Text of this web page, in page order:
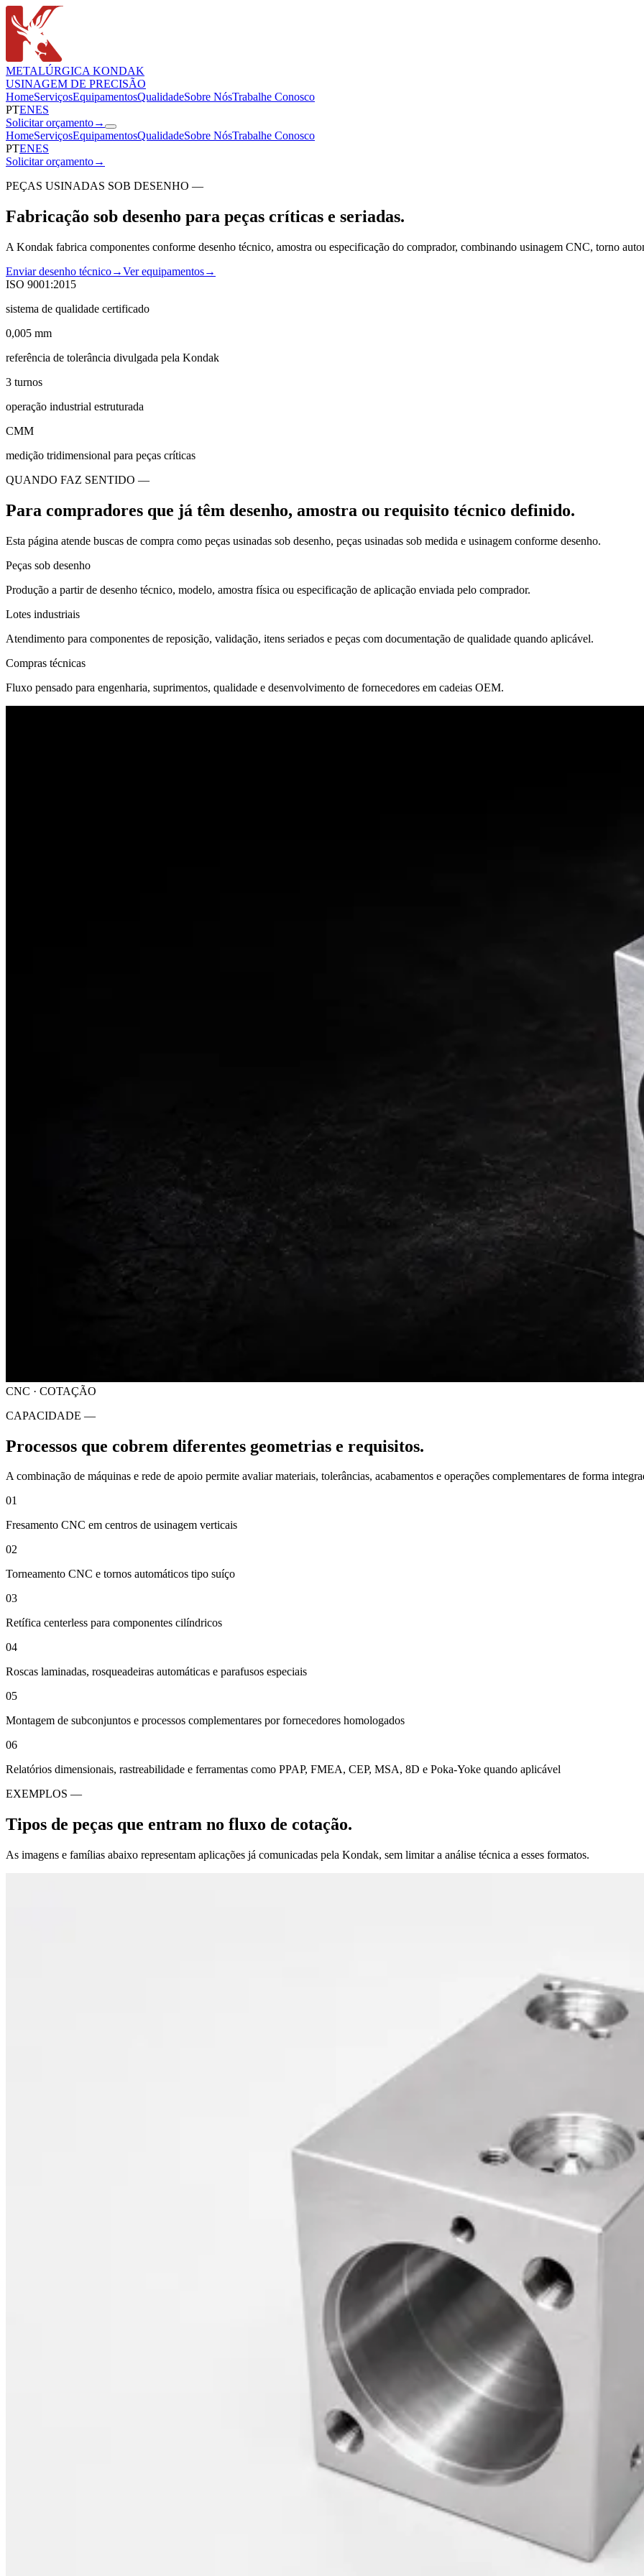
METALÚRGICA KONDAK
USINAGEM DE PRECISÃO
HomeServiçosEquipamentosQualidadeSobre NósTrabalhe Conosco
PTENES
Solicitar orçamento→
HomeServiçosEquipamentosQualidadeSobre NósTrabalhe Conosco
PTENES
Solicitar orçamento→
PEÇAS USINADAS SOB DESENHO —
Fabricação sob desenho para peças críticas e seriadas.
A Kondak fabrica componentes conforme desenho técnico, amostra ou especificação do comprador, combinando usinagem CNC, torno
Enviar desenho técnico→Ver equipamentos→
ISO 9001:2015
sistema de qualidade certificado
0,005 mm
referência de tolerância divulgada pela Kondak
3 turnos
operação industrial estruturada
CMM
medição tridimensional para peças críticas
QUANDO FAZ SENTIDO —
Para compradores que já têm desenho, amostra ou requisito técnico definido.
Esta página atende buscas de compra como peças usinadas sob desenho, peças usinadas sob medida e usinagem conforme desenho.
Peças sob desenho
Produção a partir de desenho técnico, modelo, amostra física ou especificação de aplicação enviada pelo comprador.
Lotes industriais
Atendimento para componentes de reposição, validação, itens seriados e peças com documentação de qualidade quando aplicável.
Compras técnicas
Fluxo pensado para engenharia, suprimentos, qualidade e desenvolvimento de fornecedores em cadeias OEM.
CNC · COTAÇÃO
CAPACIDADE —
Processos que cobrem diferentes geometrias e requisitos.
A combinação de máquinas e rede de apoio permite avaliar materiais, tolerâncias, acabamentos e operações complementares de forma
01
Fresamento CNC em centros de usinagem verticais
02
Torneamento CNC e tornos automáticos tipo suíço
03
Retífica centerless para componentes cilíndricos
04
Roscas laminadas, rosqueadeiras automáticas e parafusos especiais
05
Montagem de subconjuntos e processos complementares por fornecedores homologados
06
Relatórios dimensionais, rastreabilidade e ferramentas como PPAP, FMEA, CEP, MSA, 8D e Poka-Yoke quando aplicável
EXEMPLOS —
Tipos de peças que entram no fluxo de cotação.
As imagens e famílias abaixo representam aplicações já comunicadas pela Kondak, sem limitar a análise técnica a esses formatos.